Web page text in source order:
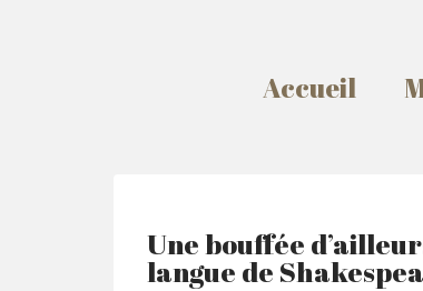
Accueil
Une bouffée
langue de